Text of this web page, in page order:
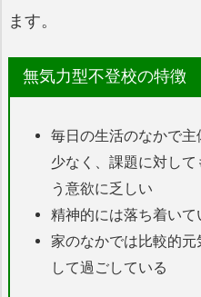
ます。
無気力型不登校の特徴
毎日の生活のなかで
少なく、課題に対し
う意欲に乏しい
精神的には落ち着いて
家のなかでは比較的
して過ごしている